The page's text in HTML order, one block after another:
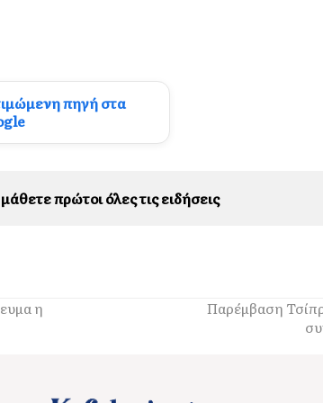
πηγή στα
πρώτοι όλες τις ειδήσεις
η
Παρέμβαση